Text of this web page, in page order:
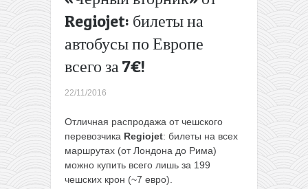
Regiojet: билеты на
автобусы по Европе
всего за 7€!
22/11/2016
Отличная распродажа от чешского
перевозчика Regiojet: билеты на всех
маршрутах (от Лондона до Рима)
можно купить всего лишь за 199
чешских крон (~7 евро).
декабре)
обратно
(в